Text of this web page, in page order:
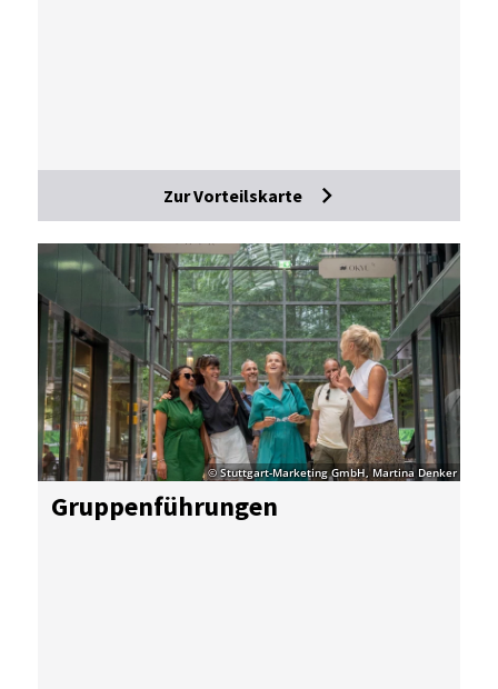
Zur Vorteilskarte
© Stuttgart-Marketing GmbH, Martina Denker
Grup­pen­füh­run­gen